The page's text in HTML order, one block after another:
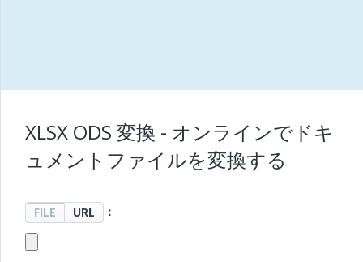
XLSX ODS 変換 - オンラインでドキ
ュメントファイルを変換する
FILE URL ：